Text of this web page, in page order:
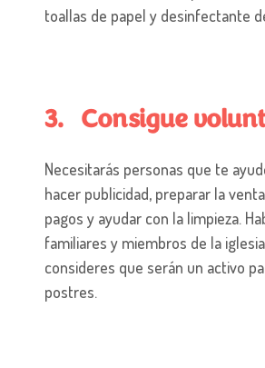
toallas de papel y desinfectante
3. Consigue
Necesitarás personas que te
hacer publicidad, preparar la
pagos y ayudar con la limpieza.
familiares y miembros de la
consideres que serán un activo
postres.